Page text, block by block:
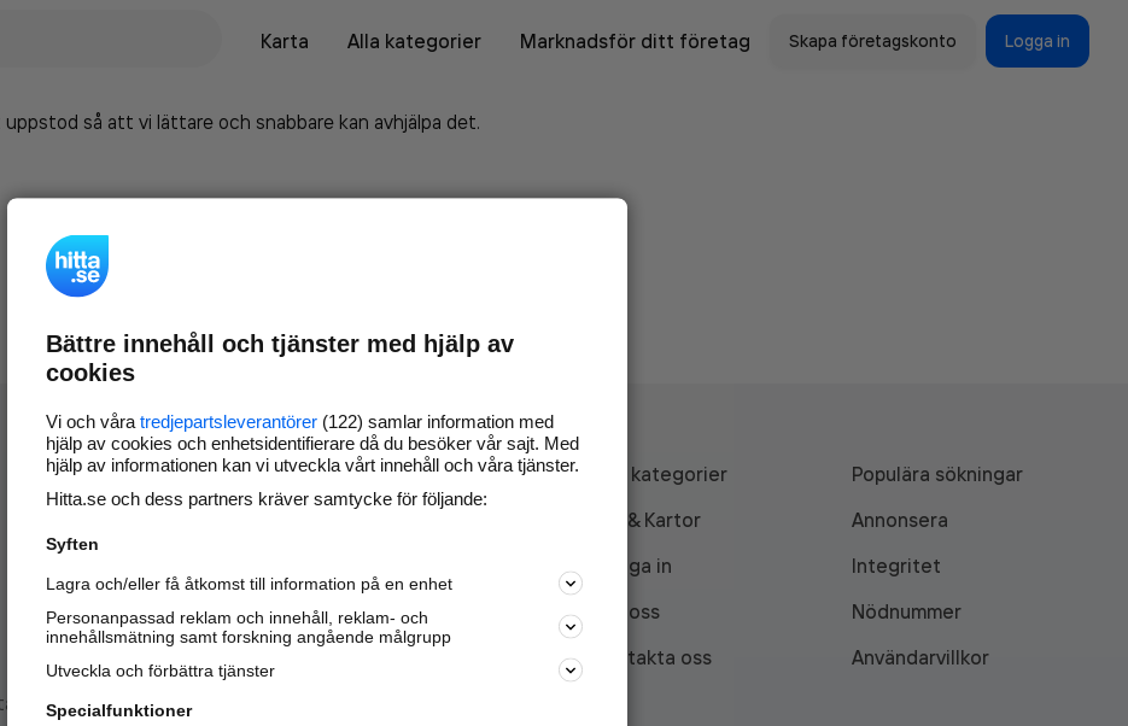
Karta
Alla kategorier Marknadsför ditt företag Skapa företagskonto Logga in
så att vi lättare och snabbare kan avhjälpa det.
Marknadsför företaget på
nya kunder och
samarbetspartners nära dig.
Läs mer här
Alla kategorier
Populära sökningar
API & Kartor
Annonsera
Logga in
Integritet
Om oss
Nödnummer
Kontakta oss
Användarvillkor
Bättre innehåll och tjänster med hjälp av
cookies
Vi och våra tredjepartsleverantörer (122) samlar information med
hjälp av cookies och enhetsidentifierare då du besöker vår sajt. Med
hjälp av informationen kan vi utveckla vårt innehåll och våra tjänster.
Hitta.se och dess partners kräver samtycke för följande:
Syften
Lagra och/eller få åtkomst till information på en enhet
Personanpassad reklam och innehåll, reklam- och
innehållsmätning samt forskning angående målgrupp
Utveckla och förbättra tjänster
Specialfunktioner